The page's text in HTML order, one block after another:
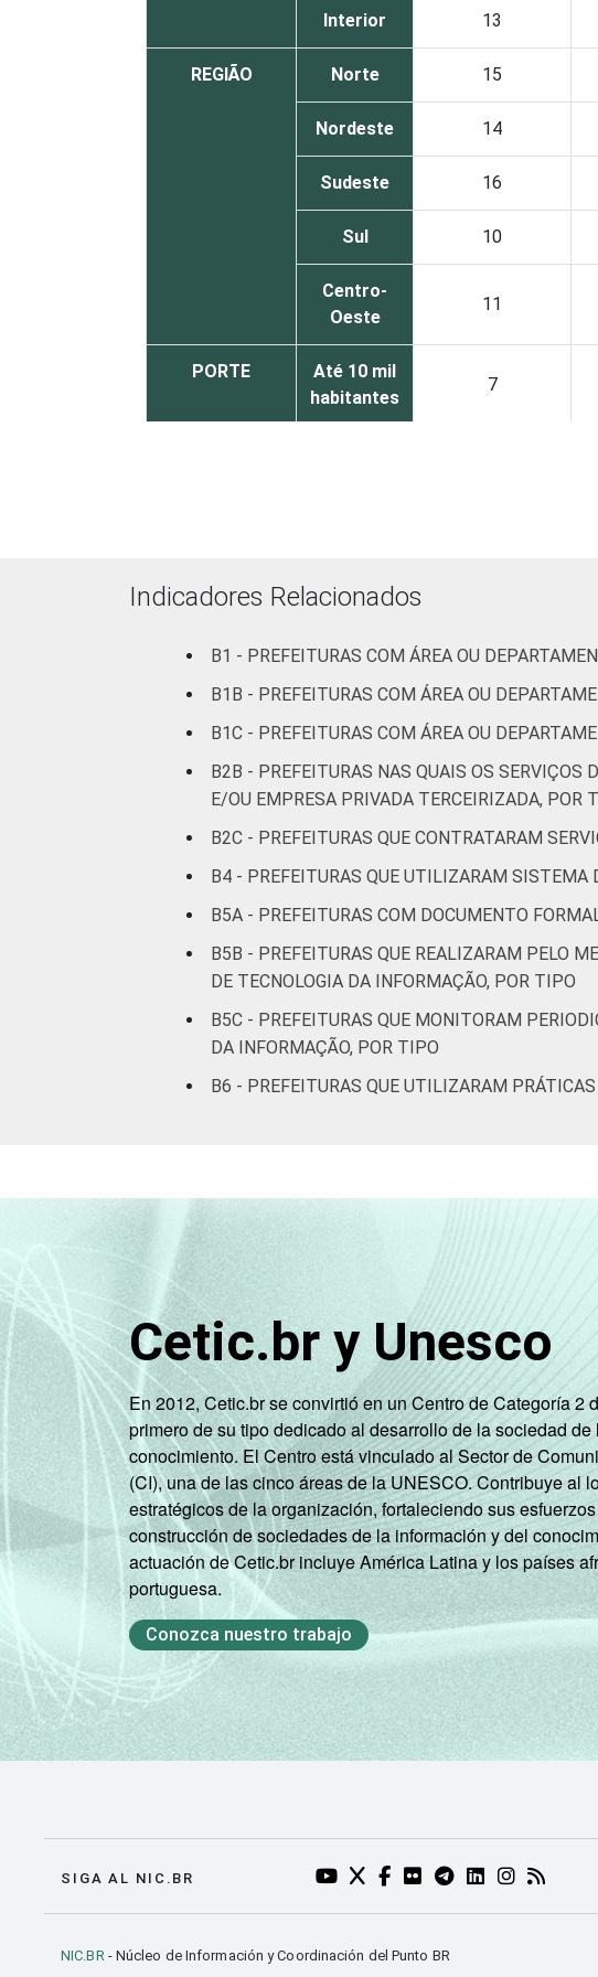
Interior 13
REGIÃO Norte 15
Nordeste 14
Sudeste 16
Sul 10
Centro-
Oeste
11
PORTE
Até 10 mil
habitantes
7
Mais de
100 mil
mil
habitantes
Mais de
500 mil
habitantes
37
tecnologias de informação e comunicação no setor
Indicadores Relacionados
B1 - PREFEITURAS COM ÁREA OU
B1B - PREFEITURAS COM ÁREA OU
B1C - PREFEITURAS COM ÁREA OU
B2B - PREFEITURAS NAS QUAIS OS SERVIÇOS
E/OU EMPRESA PRIVADA TERCEIRIZADA, POR
B2C - PREFEITURAS QUE CONTRATARAM
B4 - PREFEITURAS QUE UTILIZARAM
B5A - PREFEITURAS COM DOCUMENTO
B5B - PREFEITURAS QUE REALIZARAM PELO
DE TECNOLOGIA DA INFORMAÇÃO, POR TIPO
B5C - PREFEITURAS QUE MONITORAM
DA INFORMAÇÃO, POR TIPO
B6 - PREFEITURAS QUE UTILIZARAM
Cetic.br y Unesco
En 2012, Cetic.br se convirtió en un Centro de Categoría 2
primero de su tipo dedicado al desarrollo de la sociedad
conocimiento. El Centro está vinculado al Sector de
(CI), una de las cinco áreas de la UNESCO. Contribuye al
estratégicos de la organización, fortaleciendo sus
construcción de sociedades de la información y del
actuación de Cetic.br incluye América Latina y los países
portuguesa.
Conozca nuestro trabajo
SIGA AL NIC.BR YOUTUBE DO NIC.BR (ABRE EM
TWITTER DO NIC.BR (ABRE
FACEBOOK DO NIC.BR
FLICKR DO NIC.BR
TELEGRAM DO
LINKEDIN DO
RSS DO
NIC.BR- Núcleo de Información y Coordinación del Punto BR